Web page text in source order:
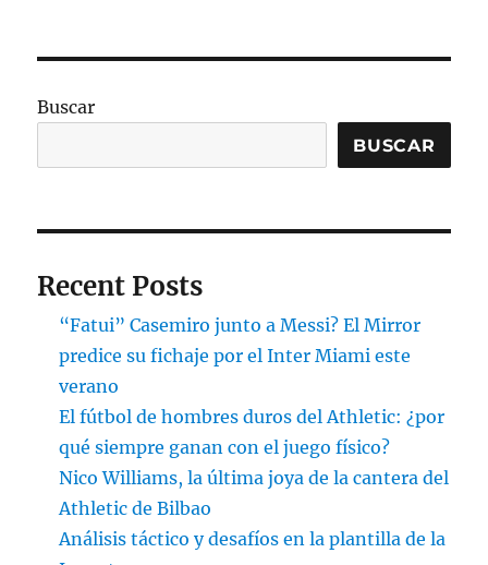
Buscar
BUSCAR
Recent Posts
“Fatui” Casemiro junto a Messi? El Mirror
predice su fichaje por el Inter Miami este
verano
El fútbol de hombres duros del Athletic: ¿por
qué siempre ganan con el juego físico?
Nico Williams, la última joya de la cantera del
Athletic de Bilbao
Análisis táctico y desafíos en la plantilla de la